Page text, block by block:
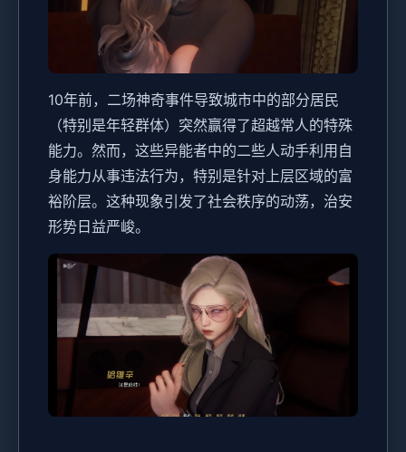
10年前，二场神奇事件导致城市中的部分居民
（特别是年轻群体）突然赢得了超越常人的特殊
能力。然而，这些异能者中的二些人动手利用自
身能力从事违法行为，特别是针对上层区域的富
裕阶层。这种现象引发了社会秩序的动荡，治安
形势日益严峻。